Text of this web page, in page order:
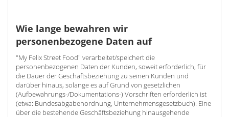
Wie lange bewahren wir
personenbezogene Daten auf
"My Felix Street Food" verarbeitet/speichert die
personenbezogenen Daten der Kunden, soweit erforderlich, für
die Dauer der Geschäftsbeziehung zu seinen Kunden und
darüber hinaus, solange es auf Grund von gesetzlichen
(Aufbewahrungs-/Dokumentations-) Vorschriften erforderlich ist
(etwa: Bundesabgabenordnung, Unternehmensgesetzbuch). Eine
über die bestehende Geschäftsbeziehung hinausgehende